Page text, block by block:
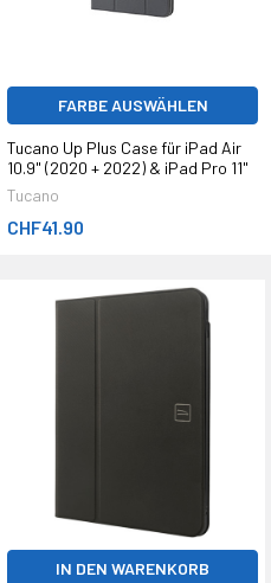
FARBE AUSWÄHLEN
Tucano Up Plus Case für iPad Air
10.9" (2020 + 2022) & iPad Pro 11"
Tucano
CHF41.90
IN DEN WARENKORB